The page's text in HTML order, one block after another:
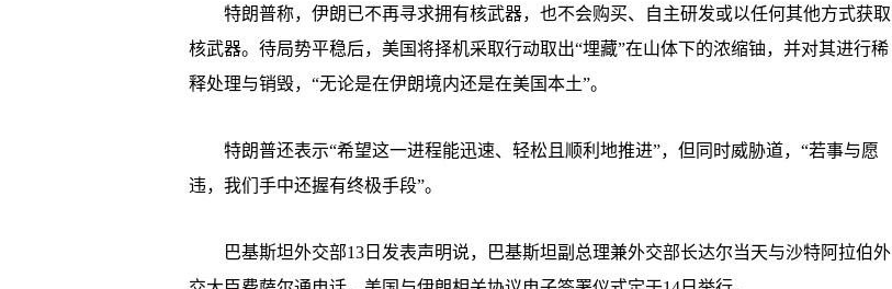
特朗普称，伊朗已不再寻求拥有核武器，也不会购买、自主研发或以任何其他方式获取
核武器。待局势平稳后，美国将择机采取行动取出“埋藏”在山体下的浓缩铀，并对其进行稀
释处理与销毁，“无论是在伊朗境内还是在美国本土”。
特朗普还表示“希望这一进程能迅速、轻松且顺利地推进”，但同时威胁道，“若事与愿
违，我们手中还握有终极手段”。
巴基斯坦外交部13日发表声明说，巴基斯坦副总理兼外交部长达尔当天与沙特阿拉伯外